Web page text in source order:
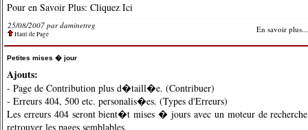
Pour en Savoir Plus: Cliquez Ici
25/08/2007 pardaminetreg
Haut de Page En savoir plus...
Petites mises � jour
Ajouts:
- Page de Contribution plus d�taill�e. (Contribuer)
- Erreurs 404, 500 etc. personalis�es. (Types d'Erreurs)
Les erreurs 404 seront bient�t mises � jours avec un moteur de
retrouver les pages semblables.